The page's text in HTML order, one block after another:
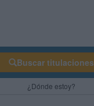
Buscar titulaciones
¿Dónde estoy?